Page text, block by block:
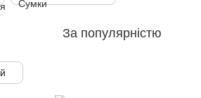
За популярністю